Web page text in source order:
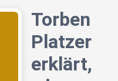
Torben
Platzer
erklärt,